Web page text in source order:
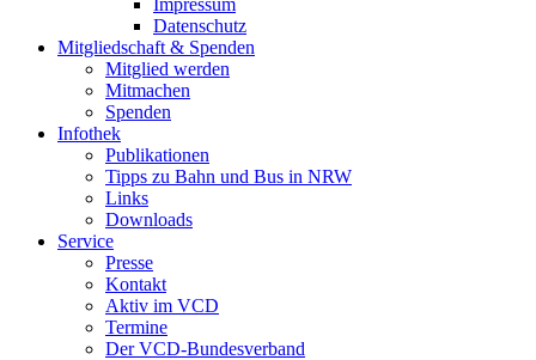
Impressum
Datenschutz
Mitgliedschaft & Spenden
Mitglied werden
Mitmachen
Spenden
Infothek
Publikationen
Tipps zu Bahn und Bus in NRW
Links
Downloads
Service
Presse
Kontakt
Aktiv im VCD
Termine
Der VCD-Bundesverband